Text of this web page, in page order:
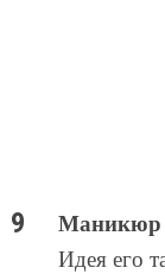
Маникюр
Идея его